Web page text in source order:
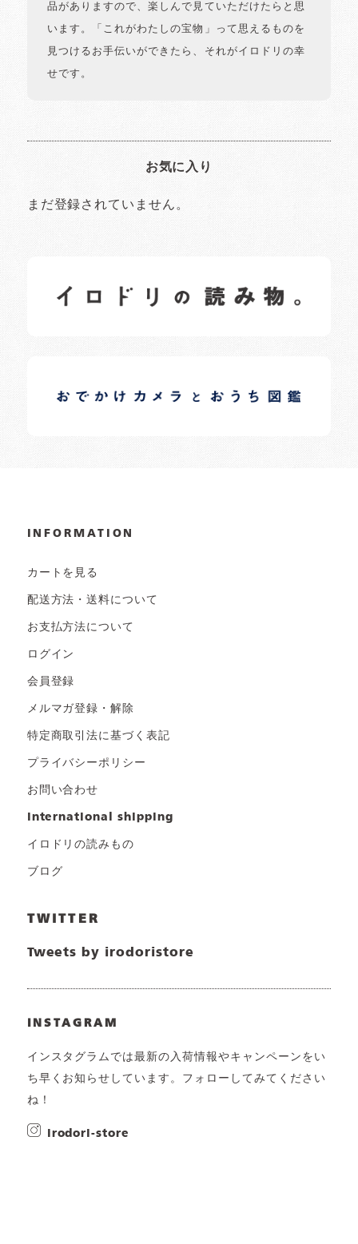
品がありますので、楽しんで見ていただけたらと思
います。「これがわたしの宝物」って思えるものを
見つけるお手伝いができたら、それがイロドリの幸
せです。
お気に入り
まだ登録されていません。
日常の様子など随時更新中です。
日常の様子など随時更新中です。
INFORMATION
カートを見る
配送方法・送料について
お支払方法について
ログイン
会員登録
メルマガ登録・解除
特定商取引法に基づく表記
プライバシーポリシー
お問い合わせ
international shipping
イロドリの読みもの
ブログ
TWITTER
Tweets by irodoristore
INSTAGRAM
インスタグラムでは最新の入荷情報やキャンペーンをい
ち早くお知らせしています。フォローしてみてください
ね！
irodori-store